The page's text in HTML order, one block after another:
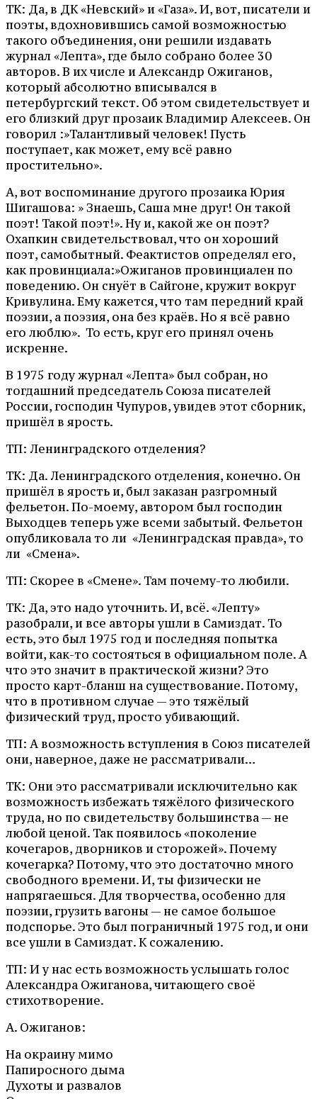
ТК: Да, в ДК «Невский» и «Газа». И, вот, писатели и
поэты, вдохновившись самой возможностью
такого объединения, они решили издавать
журнал «Лепта», где было собрано более 30
авторов. В их числе и Александр Ожиганов,
который абсолютно вписывался в
петербургский текст. Об этом свидетельствует и
его близкий друг прозаик Владимир Алексеев. Он
говорил :»Талантливый человек! Пусть
поступает, как может, ему всё равно
простительно».
А, вот воспоминание другого прозаика Юрия
Шигашова: » Знаешь, Саша мне друг! Он такой
поэт! Такой поэт!». Ну и, какой же он поэт?
Охапкин свидетельствовал, что он хороший
поэт, самобытный. Феактистов определял его,
как провинциала:»Ожиганов провинциален по
поведению. Он снуёт в Сайгоне, кружит вокруг
Кривулина. Ему кажется, что там передний край
поэзии, а поэзия, она без краёв. Но я всё равно
его люблю». То есть, круг его принял очень
искренне.
В 1975 году журнал «Лепта» был собран, но
тогдашний председатель Союза писателей
России, господин Чупуров, увидев этот сборник,
пришёл в ярость.
ТП: Ленинградского отделения?
ТК: Да. Ленинградского отделения, конечно. Он
пришёл в ярость и, был заказан разгромный
фельетон. По-моему, автором был господин
Выходцев теперь уже всеми забытый. Фельетон
опубликовала то ли «Ленинградская правда», то
ли «Смена».
ТП: Скорее в «Смене». Там почему-то любили.
ТК: Да, это надо уточнить. И, всё. «Лепту»
разобрали, и все авторы ушли в Самиздат. То
есть, это был 1975 год и последняя попытка
войти, как-то состояться в официальном поле. А
что это значит в практической жизни? Это
просто карт-бланш на существование. Потому,
что в противном случае — это тяжёлый
физический труд, просто убивающий.
ТП: А возможность вступления в Союз писателей
они, наверное, даже не рассматривали…
ТК: Они это рассматривали исключительно как
возможность избежать тяжёлого физического
труда, но по свидетельству большинства — не
любой ценой. Так появилось «поколение
кочегаров, дворников и сторожей». Почему
кочегарка? Потому, что это достаточно много
свободного времени. И, ты физически не
напрягаешься. Для творчества, особенно для
поэзии, грузить вагоны — не самое большое
подспорье. Это был пограничный 1975 год, и они
все ушли в Самиздат. К сожалению.
ТП: И у нас есть возможность услышать голос
Александра Ожиганова, читающего своё
стихотворение.
А. Ожиганов:
На окраину мимо
Папиросного дыма
Духоты и развалов